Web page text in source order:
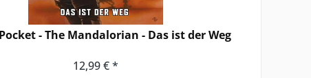
- The Mandalorian - Das ist der Weg
12,99 € *